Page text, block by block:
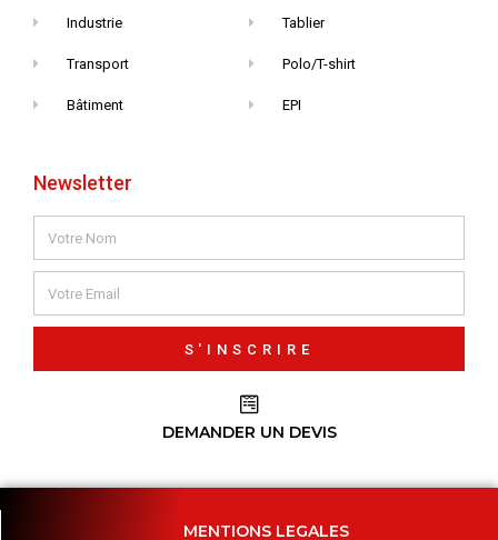
Industrie
Transport
Bâtiment
Tablier
Polo/T-shirt
EPI
Newsletter
S'INSCRIRE
DEMANDER UN DEVIS
MENTIONS LEGALES